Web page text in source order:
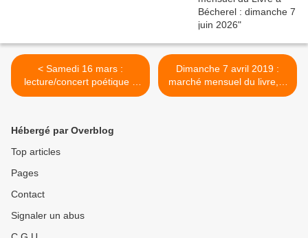
< Samedi 16 mars :
lecture/concert poétique à
la librairie Gwrizienn/ Petit
Dimanche 7 avril 2019 :
marché mensuel du livre, à
Bécherel >
Hébergé par Overblog
Top articles
Pages
Contact
Signaler un abus